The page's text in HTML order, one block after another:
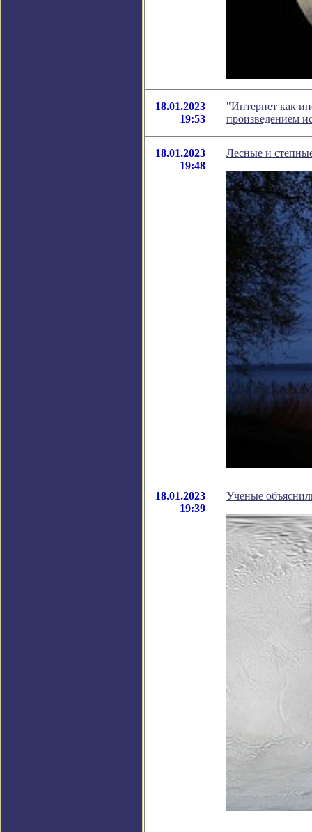
18.01.2023
19:53
"Интернет как
произведением
18.01.2023
19:48
Лесные и
18.01.2023
19:39
Ученые